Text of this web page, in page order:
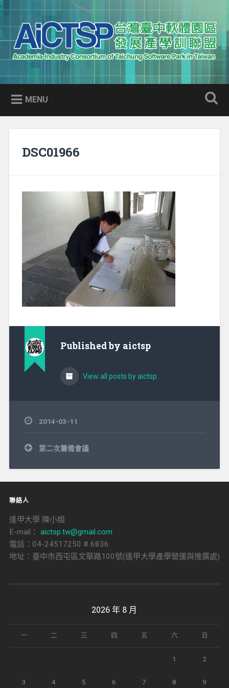
Skip
to
content
Search
AICTSP 台灣臺中軟體園區發展
產學訓聯盟
Academia-Industry Consortium of Taichung Software Park
in Taiwan
MENU
DSC01966
Published by aictsp
View all posts by aictsp
2014-03-11
文
章
覽
第二次籌備會議
聯絡人
逢甲大學 陳小姐
E-mail： aictsp.tw@gmail.com
電話：04-24517250 # 6836
地址：臺中市西屯區文華路100號(逢甲大學產學營運與推廣處)
2026 年 8 月
一 二 三 四 五 六 日
1 2
3 4 5 6 7 8 9